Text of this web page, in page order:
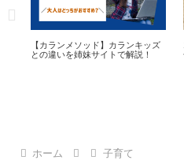
小学生におススメ！100均ショップ
の自由帳が活躍中！
ホーム 子育て